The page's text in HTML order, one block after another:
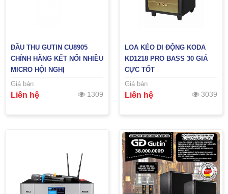
ĐẦU THU GUTIN CU8905
CHÍNH HÃNG KẾT NỐI NHIỀU
MICRO HỘI NGHỊ
Giá bán
Liên hệ 1309
LOA KÉO DI ĐỘNG KODA
KD1218 PRO BASS 30 GIÁ
CỰC TỐT
Giá bán
Liên hệ 3039